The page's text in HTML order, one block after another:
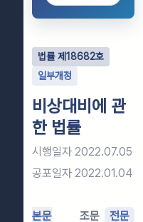
법률제 18682호
일부개정
비상대비에 관
한 법률
시행일자 2022.07.05
공포일자 2022.01.04
본문 조문 전문